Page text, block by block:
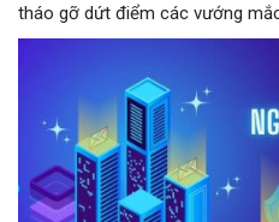
tháo gỡ dứt điểm các vướng
nghệ trong hệ thống chính trị.